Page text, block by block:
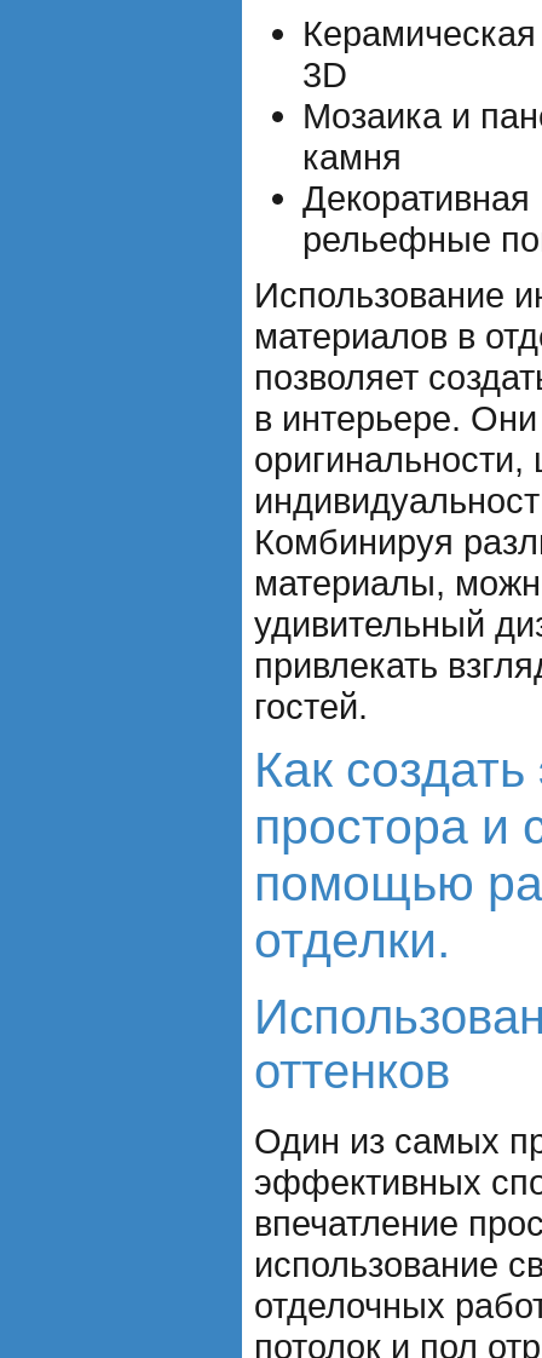
3D
Мозаика и
камня
Декоративная
рельефные
Использование
материалов в
позволяет
в интерьере.
Комбинируя
материалы,
удивительный
привлекать
гостей.
Как
простора и
помощью
отделки.
оттенков
Один из самых
эффективных
впечатление
использование
отделочных
потолок и пол